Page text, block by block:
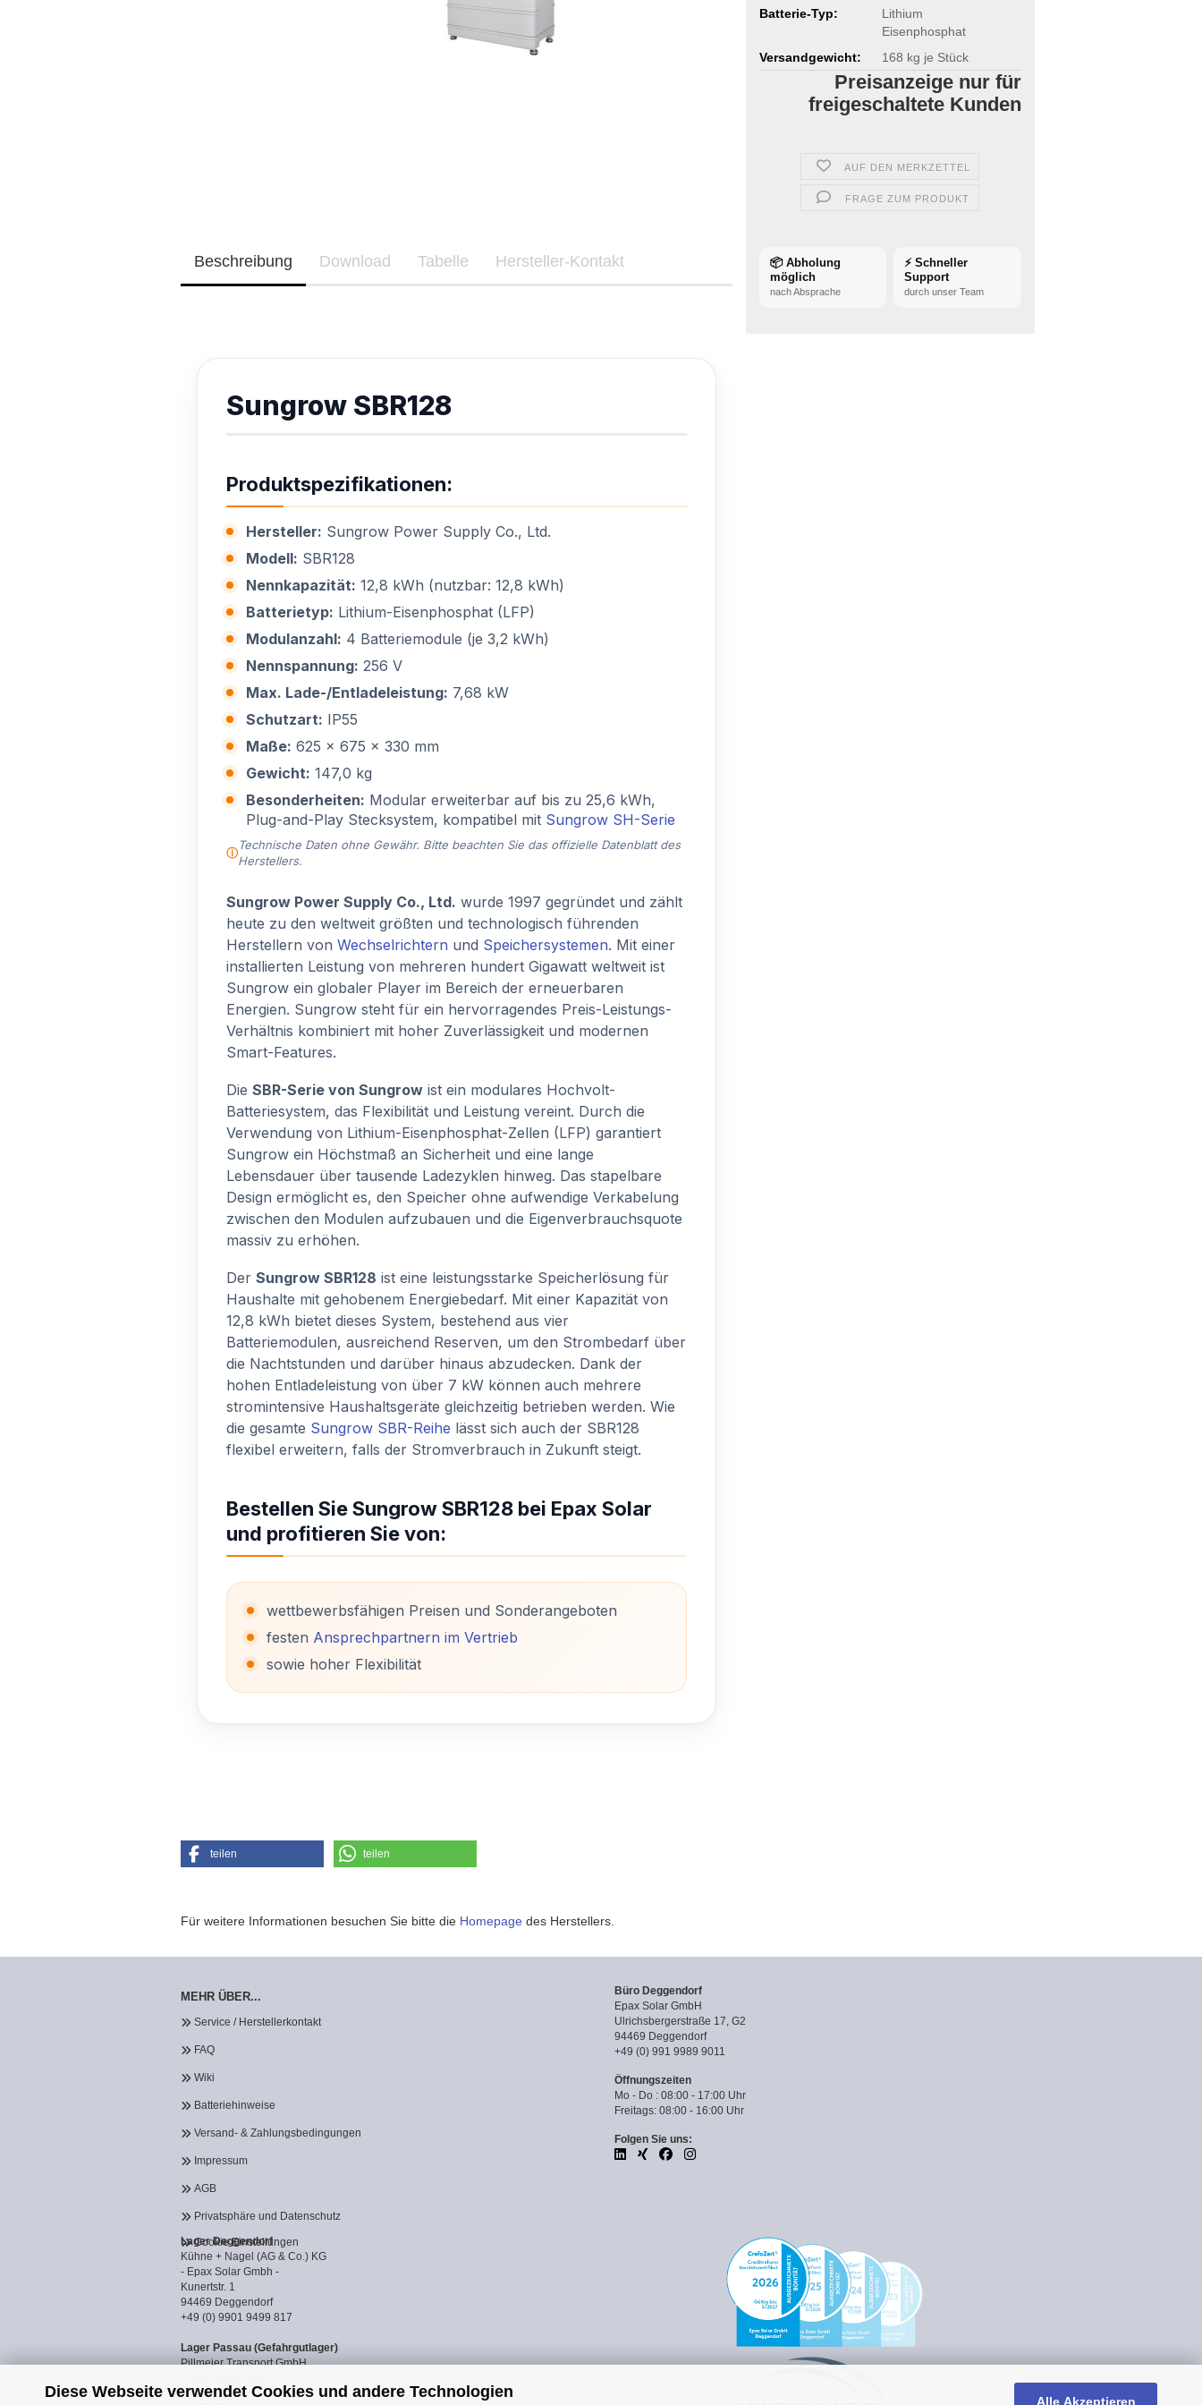
Diese Webseite verwendet Cookies und andere Technologien
Alle Akzeptieren
Batterie-Typ:
Lithium
Eisenphosphat
Versandgewicht:
168 kg je Stück
Preisanzeige nur für
freigeschaltete Kunden
AUF DEN MERKZETTEL
FRAGE ZUM PRODUKT
📦 Abholung
möglich
nach Absprache
⚡ Schneller
Support
durch unser Team
Beschreibung Download Tabelle Hersteller-Kontakt
Sungrow SBR128
Produktspezifikationen:
Hersteller: Sungrow Power Supply Co., Ltd.
Modell: SBR128
Nennkapazität: 12,8 kWh (nutzbar: 12,8 kWh)
Batterietyp: Lithium-Eisenphosphat (LFP)
Modulanzahl: 4 Batteriemodule (je 3,2 kWh)
Nennspannung: 256 V
Max. Lade-/Entladeleistung: 7,68 kW
Schutzart: IP55
Maße: 625 x 675 x 330 mm
Gewicht: 147,0 kg
Besonderheiten: Modular erweiterbar auf bis zu 25,6 kWh,
Plug-and-Play Stecksystem, kompatibel mit Sungrow SH-Serie
Technische Daten ohne Gewähr. Bitte beachten Sie das offizielle Datenblatt des
Herstellers.
Sungrow Power Supply Co., Ltd. wurde 1997 gegründet und zählt
heute zu den weltweit größten und technologisch führenden
Herstellern von Wechselrichtern und Speichersystemen. Mit einer
installierten Leistung von mehreren hundert Gigawatt weltweit ist
Sungrow ein globaler Player im Bereich der erneuerbaren
Energien. Sungrow steht für ein hervorragendes Preis-Leistungs-
Verhältnis kombiniert mit hoher Zuverlässigkeit und modernen
Smart-Features.
Die SBR-Serie von Sungrow ist ein modulares Hochvolt-
Batteriesystem, das Flexibilität und Leistung vereint. Durch die
Verwendung von Lithium-Eisenphosphat-Zellen (LFP) garantiert
Sungrow ein Höchstmaß an Sicherheit und eine lange
Lebensdauer über tausende Ladezyklen hinweg. Das stapelbare
Design ermöglicht es, den Speicher ohne aufwendige Verkabelung
zwischen den Modulen aufzubauen und die Eigenverbrauchsquote
massiv zu erhöhen.
Der Sungrow SBR128 ist eine leistungsstarke Speicherlösung für
Haushalte mit gehobenem Energiebedarf. Mit einer Kapazität von
12,8 kWh bietet dieses System, bestehend aus vier
Batteriemodulen, ausreichend Reserven, um den Strombedarf über
die Nachtstunden und darüber hinaus abzudecken. Dank der
hohen Entladeleistung von über 7 kW können auch mehrere
stromintensive Haushaltsgeräte gleichzeitig betrieben werden. Wie
die gesamte Sungrow SBR-Reihe lässt sich auch der SBR128
flexibel erweitern, falls der Stromverbrauch in Zukunft steigt.
Bestellen Sie Sungrow SBR128 bei Epax Solar
und profitieren Sie von:
wettbewerbsfähigen Preisen und Sonderangeboten
festen Ansprechpartnern im Vertrieb
sowie hoher Flexibilität
teilen teilen
Für weitere Informationen besuchen Sie bitte die Homepage des Herstellers.
MEHR ÜBER...
Service / Herstellerkontakt
FAQ
Wiki
Batteriehinweise
Versand- & Zahlungsbedingungen
Impressum
AGB
Privatsphäre und Datenschutz
Cookie Einstellungen
Büro Deggendorf
Epax Solar GmbH
Ulrichsbergerstraße 17, G2
94469 Deggendorf
+49 (0) 991 9989 9011
Öffnungszeiten
Mo - Do : 08:00 - 17:00 Uhr
Freitags: 08:00 - 16:00 Uhr
Folgen Sie uns:
Lager Deggendorf
Kühne + Nagel (AG & Co.) KG
- Epax Solar Gmbh -
Kunertstr. 1
94469 Deggendorf
+49 (0) 9901 9499 817
Lager Passau (Gefahrgutlager)
Pillmeier Transport GmbH
Industriestraße 14a